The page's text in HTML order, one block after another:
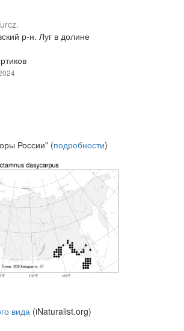
р-н. Луг в долине
России" (подробности)
вида (iNaturalist.org)